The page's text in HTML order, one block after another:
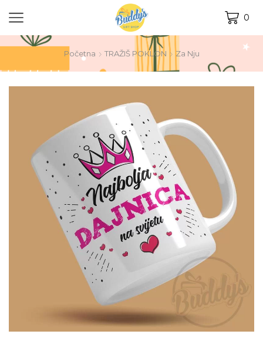
0
Početna TRAŽIŠ POKLON Za Nju